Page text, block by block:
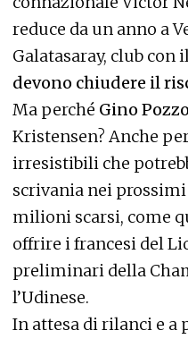
reduce da un anno a
Galatasaray, club con
devono chiudere il
Ma perché Gino Pozzo
Kristensen? Anche
irresistibili che
scrivania nei prossimi
milioni scarsi, come
offrire i francesi del
preliminari della
l’Udinese.
In attesa di rilanci e a